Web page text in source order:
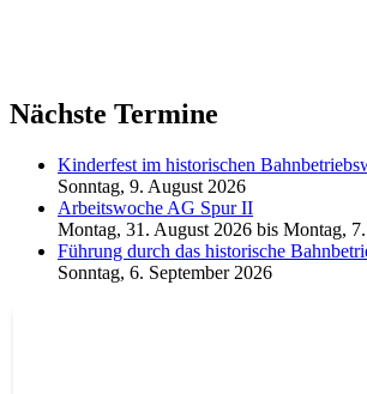
Nächste Termine
Kinderfest im historischen
Sonntag, 9. August 2026
Arbeitswoche AG Spur II
Montag, 31. August 2026 bis Montag,
Führung durch das historische
Sonntag, 6. September 2026